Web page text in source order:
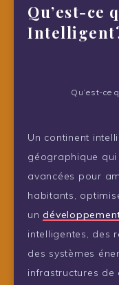
Qu’est-ce
Qu’est-ce
Un continent
géographique
avancées pour
habitants,
un
intelligentes, des
des systèmes
infrastructures de